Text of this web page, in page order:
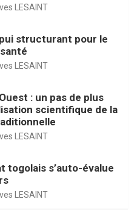
LESAINT
structurant pour le
LESAINT
: un pas de plus
scientifique de la
LESAINT
togolais s’auto-évalue
LESAINT